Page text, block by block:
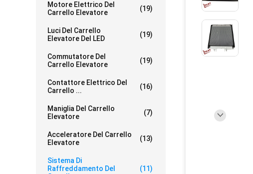
Motore Elettrico Del
Carrello Elevatore
(19)
Luci Del Carrello
Elevatore Del LED
(19)
Commutatore Del
Carrello Elevatore
(19)
Contattore Elettrico Del
Carrello ...
(16)
Maniglia Del Carrello
Elevatore
(7)
Acceleratore Del Carrello
Elevatore
(13)
Sistema Di
Raffreddamento Del
(11)